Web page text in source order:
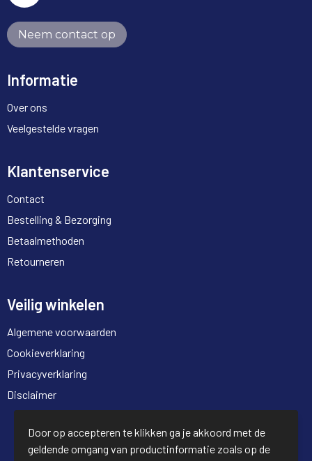
Neem contact op
Informatie
Over ons
Veelgestelde vragen
Klantenservice
Contact
Bestelling & Bezorging
Betaalmethoden
Retourneren
Veilig winkelen
Algemene voorwaarden
Cookieverklaring
Privacyverklaring
Disclaimer
© Copyright Full Trading 2026
Door op accepteren te klikken ga je akkoord met de
geldende omgang van productinformatie zoals op de